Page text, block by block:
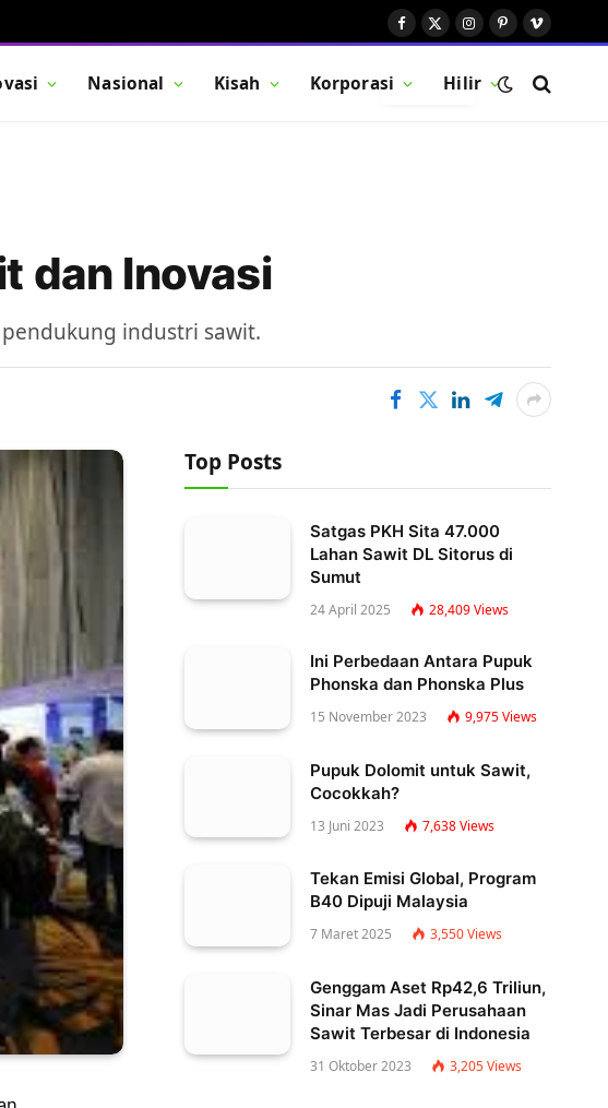
Facebook
X
Instagram
Pinterest
Vimeo
Nasional Kisah Korporasi Hilir
BUTTON
dan Inovasi
industri sawit.
Top Posts
Satgas PKH Sita 47.000
Lahan Sawit DL Sitorus di
Sumut
24 April 2025 28,409Views
Ini Perbedaan Antara Pupuk
Phonska dan Phonska Plus
15 November 2023 9,975Views
Pupuk Dolomit untuk Sawit,
Cocokkah?
13 Juni 2023 7,638Views
Tekan Emisi Global, Program
B40 Dipuji Malaysia
7 Maret 2025 3,550Views
Genggam Aset Rp42,6 Triliun,
Sinar Mas Jadi Perusahaan
Sawit Terbesar di Indonesia
31 Oktober 2023 3,205Views